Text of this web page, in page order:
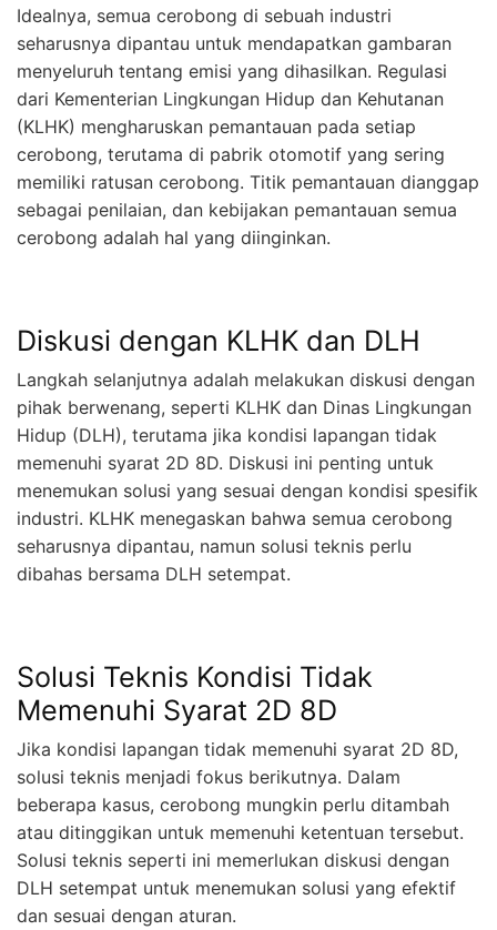
Idealnya, semua cerobong di sebuah industri
seharusnya dipantau untuk mendapatkan gambaran
menyeluruh tentang emisi yang dihasilkan. Regulasi
dari Kementerian Lingkungan Hidup dan Kehutanan
(KLHK) mengharuskan pemantauan pada setiap
cerobong, terutama di pabrik otomotif yang sering
memiliki ratusan cerobong. Titik pemantauan dianggap
sebagai penilaian, dan kebijakan pemantauan semua
cerobong adalah hal yang diinginkan.
Diskusi dengan KLHK dan DLH
Langkah selanjutnya adalah melakukan diskusi dengan
pihak berwenang, seperti KLHK dan Dinas Lingkungan
Hidup (DLH), terutama jika kondisi lapangan tidak
memenuhi syarat 2D 8D. Diskusi ini penting untuk
menemukan solusi yang sesuai dengan kondisi spesifik
industri. KLHK menegaskan bahwa semua cerobong
seharusnya dipantau, namun solusi teknis perlu
dibahas bersama DLH setempat.
Solusi Teknis Kondisi Tidak
Memenuhi Syarat 2D 8D
Jika kondisi lapangan tidak memenuhi syarat 2D 8D,
solusi teknis menjadi fokus berikutnya. Dalam
beberapa kasus, cerobong mungkin perlu ditambah
atau ditinggikan untuk memenuhi ketentuan tersebut.
Solusi teknis seperti ini memerlukan diskusi dengan
DLH setempat untuk menemukan solusi yang efektif
dan sesuai dengan aturan.